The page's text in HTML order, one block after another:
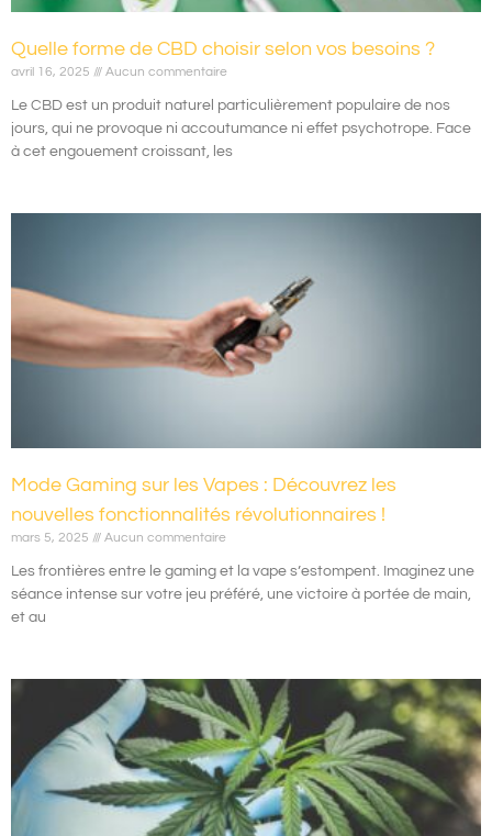
Quelle forme de CBD choisir selon vos besoins ?
avril 16, 2025 Aucun commentaire
Le CBD est un produit naturel particulièrement populaire de nos
jours, qui ne provoque ni accoutumance ni effet psychotrope. Face
à cet engouement croissant, les
Mode Gaming sur les Vapes : Découvrez les
nouvelles fonctionnalités révolutionnaires !
mars 5, 2025 Aucun commentaire
Les frontières entre le gaming et la vape s’estompent. Imaginez une
séance intense sur votre jeu préféré, une victoire à portée de main,
et au